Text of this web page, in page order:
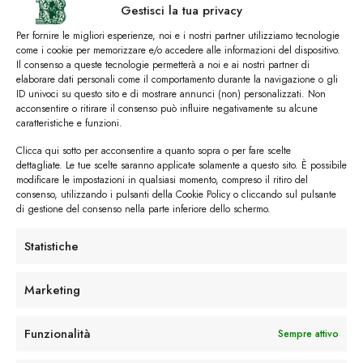
Gestisci la tua privacy
Per fornire le migliori esperienze, noi e i nostri partner utilizziamo tecnologie
come i cookie per memorizzare e/o accedere alle informazioni del dispositivo.
Il consenso a queste tecnologie permetterà a noi e ai nostri partner di
elaborare dati personali come il comportamento durante la navigazione o gli
ID univoci su questo sito e di mostrare annunci (non) personalizzati. Non
acconsentire o ritirare il consenso può influire negativamente su alcune
caratteristiche e funzioni.
Clicca qui sotto per acconsentire a quanto sopra o per fare scelte
dettagliate. Le tue scelte saranno applicate solamente a questo sito. È possibile
modificare le impostazioni in qualsiasi momento, compreso il ritiro del
consenso, utilizzando i pulsanti della Cookie Policy o cliccando sul pulsante
di gestione del consenso nella parte inferiore dello schermo.
Statistiche
Marketing
Funzionalità Sempre attivo
I trackback sono chiusi, ma puoilasciare un commento.
←Precedente
Lascia un commento
Devi essereconnessoper inviare un commento.